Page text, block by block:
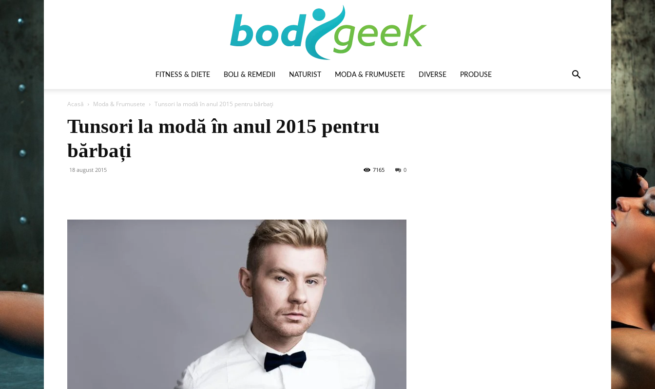
FITNESS & DIETE BOLI & REMEDII NATURIST MODA & FRUMUSETE DIVERSE PRODUSE
Acasă Moda & Frumusete Tunsori la modă în anul 2015 pentru bărbați
Tunsori la modă în anul 2015 pentru
bărbați
18 august 2015 0
7165